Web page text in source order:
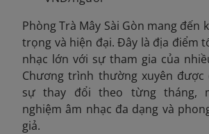
Phòng Trà Mây Sài Gòn mang đến
trọng và hiện đại. Đây là địa điểm
nhạc lớn với sự tham gia của
Chương trình thường xuyên được
sự thay đổi theo từng tháng,
nghiệm âm nhạc đa dạng và
giả.